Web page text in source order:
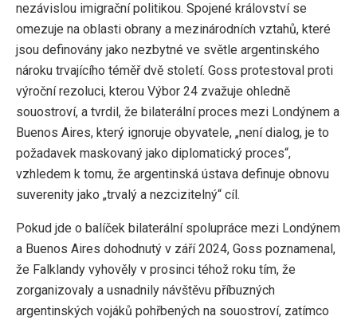
nezávislou imigrační politikou. Spojené království se
omezuje na oblasti obrany a mezinárodních vztahů, které
jsou definovány jako nezbytné ve světle argentinského
nároku trvajícího téměř dvě století. Goss protestoval proti
výroční rezoluci, kterou Výbor 24 zvažuje ohledně
souostroví, a tvrdil, že bilaterální proces mezi Londýnem a
Buenos Aires, který ignoruje obyvatele, „není dialog, je to
požadavek maskovaný jako diplomatický proces“,
vzhledem k tomu, že argentinská ústava definuje obnovu
suverenity jako „trvalý a nezcizitelný“ cíl.
Pokud jde o balíček bilaterální spolupráce mezi Londýnem
a Buenos Aires dohodnutý v září 2024, Goss poznamenal,
že Falklandy vyhověly v prosinci téhož roku tím, že
zorganizovaly a usnadnily návštěvu příbuzných
argentinských vojáků pohřbených na souostroví, zatímco